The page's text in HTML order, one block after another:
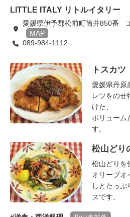
LITTLE ITALY リトルイタリー
愛媛県伊予郡松前町筒井850番
MAP
089-984-1112
トスカツ
愛媛県丹原
レツをのせ
けた、
ボリューム
す。
松山どり
松山どりを
オリーブオ
しとたっぷ
スです。